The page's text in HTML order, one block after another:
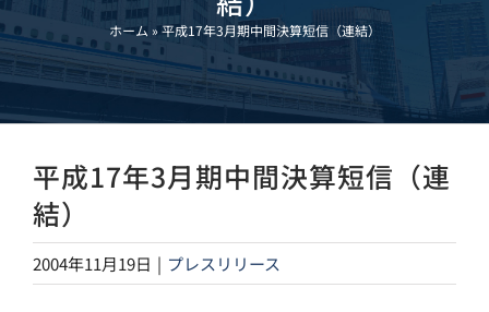
ホーム »平成17年3月期中間決算短信（連結）
平成17年3月期中間決算短信（連
結）
2004年11月19日 | プレスリリース